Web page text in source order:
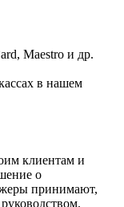
Maestro и др.
в нашем
клиентам и
о
принимают,